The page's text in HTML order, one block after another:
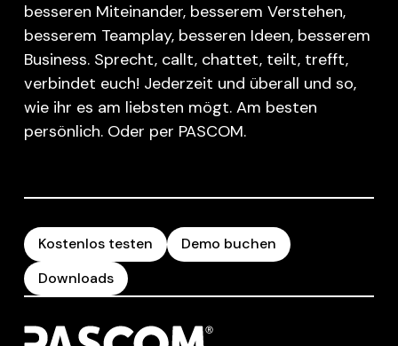
besseren Miteinander, besserem Verstehen,
besserem Teamplay, besseren Ideen, besserem
Business. Sprecht, callt, chattet, teilt, trefft,
verbindet euch! Jederzeit und überall und so,
wie ihr es am liebsten mögt. Am besten
persönlich. Oder per PASCOM.
Kostenlos testen
Demo buchen
Downloads